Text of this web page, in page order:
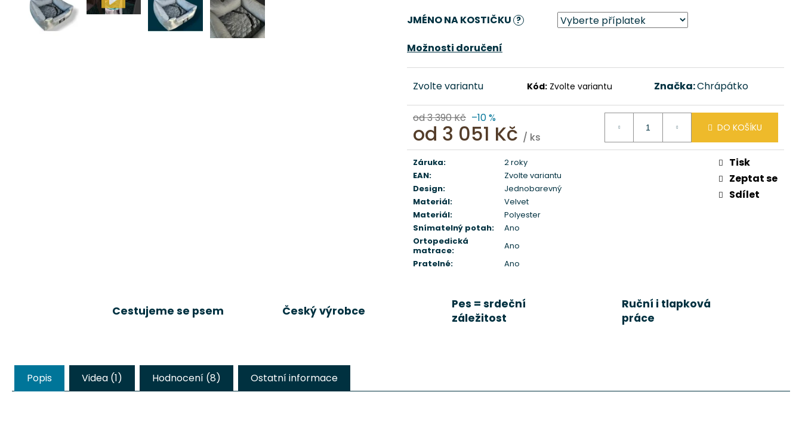
JMÉNO NA KOSTIČKU ?
Možnosti doručení
Zvolte variantu Kód: Zvolte variantu Značka:Chrápátko
od 3 390 Kč –10 %
od 3 051 Kč / ks
Měrná
cena:
DO KOŠÍKU
Záruka:
2 roky
EAN:
Zvolte variantu
Design:
Jednobarevný
Materiál:
Velvet
Materiál:
Polyester
Snímatelný potah:
Ano
Ortopedická
matrace:
Ano
Pratelné: Ano
Tisk
Zeptat se
Sdílet
Cestujeme se psem Český výrobce
Pes = srdeční
záležitost
Ruční i tlapková
práce
Popis Videa (1) Hodnocení (8) Ostatní informace